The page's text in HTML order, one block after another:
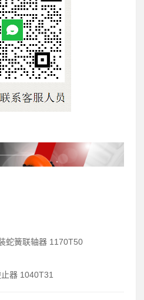
蛇簧联轴器 1170T50
器 1040T31